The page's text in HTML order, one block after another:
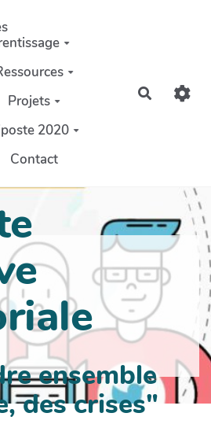
Projets
2020
Contact
ensemble
des crises"